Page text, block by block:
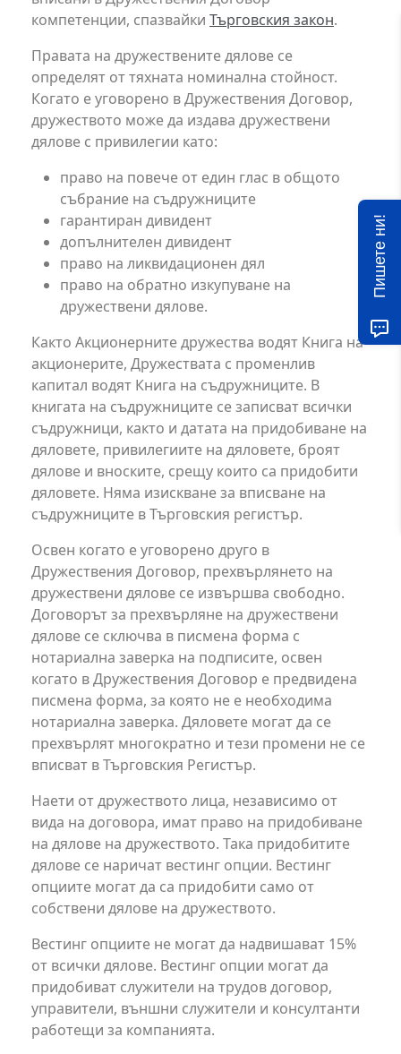
компетенции, спазвайки Търговския закон.
Правата на дружествените дялове се
определят от тяхната номинална стойност.
Когато е уговорено в Дружествения Договор,
дружеството може да издава дружествени
дялове с привилегии като:
право на повече от един глас в общото
събрание на съдружниците
гарантиран дивидент
допълнителен дивидент
право на ликвидационен дял
право на обратно изкупуване на
дружествени дялове.
Както Акционерните дружества водят Книга на
акционерите, Дружествата с променлив
капитал водят Книга на съдружниците. В
книгата на съдружниците се записват всички
съдружници, както и датата на придобиване на
дяловете, привилегиите на дяловете, броят
дялове и вноските, срещу които са придобити
дяловете. Няма изискване за вписване на
съдружниците в Търговския регистър.
Освен когато е уговорено друго в
Дружествения Договор, прехвърлянето на
дружествени дялове се извършва свободно.
Договорът за прехвърляне на дружествени
дялове се сключва в писмена форма с
нотариална заверка на подписите, освен
когато в Дружествения Договор е предвидена
писмена форма, за която не е необходима
нотариална заверка. Дяловете могат да се
прехвърлят многократно и тези промени не се
вписват в Търговския Регистър.
Наети от дружеството лица, независимо от
вида на договора, имат право на придобиване
на дялове на дружеството. Така придобитите
дялове се наричат вестинг опции. Вестинг
опциите могат да са придобити само от
собствени дялове на дружеството.
Вестинг опциите не могат да надвишават 15%
от всички дялове. Вестинг опции могат да
придобиват служители на трудов договор,
управители, външни служители и консултанти
работещи за компанията.
Пишете ни!